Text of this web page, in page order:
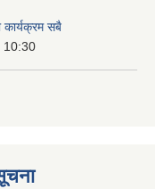
सबै
10:30